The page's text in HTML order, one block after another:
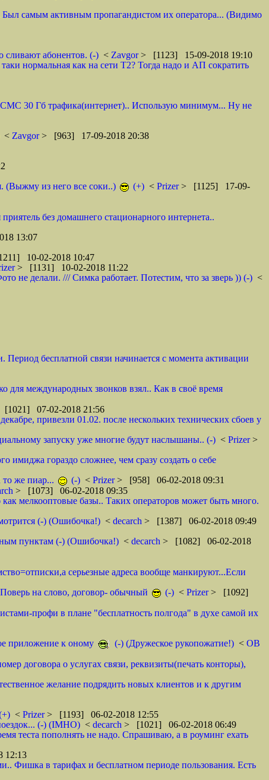
самым активным пропагандистом их оператора... (Видимо
сливают абонентов. (-) < Zavgor> [1123] 15-09-2018 19:10
нормальная как на сети Т2? Тогда надо и АП сократить
СМС 30 Гб трафика(интернет).. Использую минимум... Ну не
< Zavgor> [963] 17-09-2018 20:38
(Выжму из него все соки..)
(+) < Prizer> [1125] 17-09-
без домашнего стационарного интернета..
13:07
10-02-2018 10:47
> [1131] 10-02-2018 11:22
не делали. /// Симка работает. Потестим, что за зверь )) (-) <
бесплатной связи начинается с момента активации
для международных звонков взял.. Как в своё время
07-02-2018 21:56
привезли 01.02. после нескольких технических сбоев у
запуску уже многие будут наслышаны.. (-) < Prizer>
имиджа гораздо сложнее, чем сразу создать о себе
то же пиар...
(-) < Prizer> [958] 06-02-2018 09:31
> [1073] 06-02-2018 09:35
мелкооптовые базы.. Таких операторов может быть много.
(-) (Ошибочка!) < decarch > [1387] 06-02-2018 09:49
пунктам (-) (Ошибочка!) < decarch > [1082] 06-02-2018
серьезные адреса вообще манкируют...Если
на слово, договор- обычный
(-) < Prizer> [1092]
профи в плане "бесплатность полгода" в духе самой их
приложение к оному
(-) (Дружеское рукопожатие!) < ОВ
договора о услугах связи, реквизиты(печать конторы),
желание подрядить новых клиентов и к другим
< Prizer> [1193] 06-02-2018 12:55
(-) (IMHO) < decarch > [1021] 06-02-2018 06:49
теста пополнять не надо. Спрашиваю, а в роуминг ехать
12:13
Фишка в тарифах и бесплатном периоде пользования. Есть